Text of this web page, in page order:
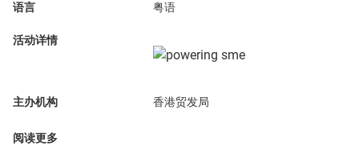
语言 粤语
活动详情
主办机构 香港贸发局
阅读更多